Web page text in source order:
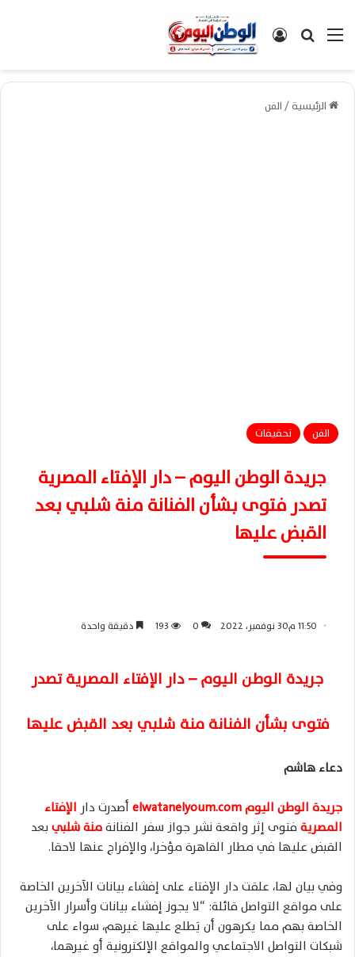
القائمةبحث عن تسجيل الدخول
الرئيسية/الفن
الفن تحقيقات
جريدة الوطن اليوم – دار الإفتاء المصرية
تصدر فتوى بشأن الفنانة منة شلبي بعد
القبض عليها
11:50 م30 نوفمبر، 2022 0
193 دقيقة واحدة
جريدة الوطن اليوم – دار الإفتاء المصرية تصدر
فتوى بشأن الفنانة منة شلبي بعد القبض عليها
دعاء هاشم
جريدة الوطن اليوم elwatanelyoum.com
أصدرت دار الإفتاء
المصرية فتوى إثر واقعة نشر جواز سفر الفنانةمنة شلبي بعد
القبض عليها في مطار القاهرة مؤخرا، والإفراج عنها لاحقا.
وفي بيان لها، علقت دار الإفتاء على إفشاء بيانات الآخرين الخاصة
على مواقع التواصل قائلة: “لا يجوز إفشاء بيانات وأسرار الآخرين
الخاصة بهم مما يكرهون أن يَطلع عليها غيرهم، سواء على
شبكات التواصل الاجتماعي والمواقع الإلكترونية أو غيرهما،